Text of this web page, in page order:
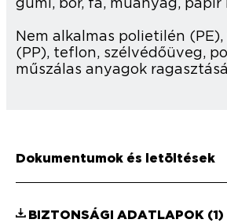
gumi, bőr, fa, műanyag, papír
Nem alkalmas polietilén
(PP), teflon, szélvédőüveg,
műszálas anyagok
Dokumentumok és letöltések
BIZTONSÁGI ADATLAPOK (1)